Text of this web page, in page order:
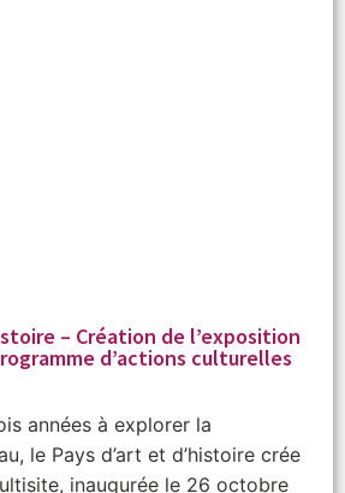
– Création de l’exposition
d’actions culturelles
années à explorer la
le Pays d’art et d’histoire crée
inaugurée le 26 octobre